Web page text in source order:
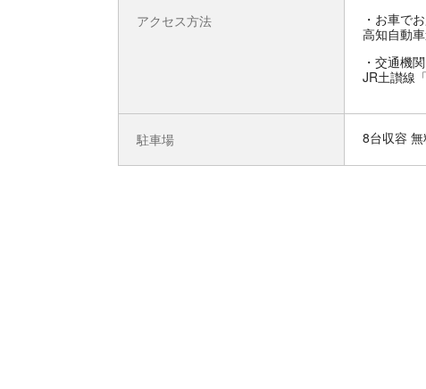
アクセス方法
お車で
高知自動
交通機
JR土讃線
駐車場 8台収容